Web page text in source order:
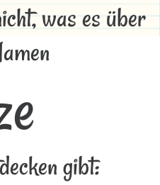
was es über
gibt: